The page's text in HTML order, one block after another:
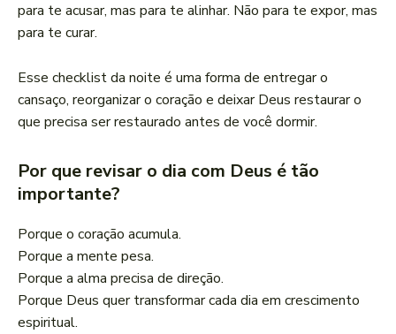
para te acusar, mas para te alinhar. Não para te expor, mas
para te curar.
Esse checklist da noite é uma forma de entregar o
cansaço, reorganizar o coração e deixar Deus restaurar o
que precisa ser restaurado antes de você dormir.
Por que revisar o dia com Deus é tão
importante?
Porque o coração acumula.
Porque a mente pesa.
Porque a alma precisa de direção.
Porque Deus quer transformar cada dia em crescimento
espiritual.